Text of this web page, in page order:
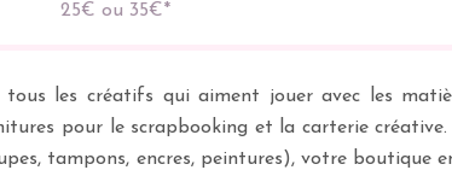
25€ ou 35€*
tous les créatifs qui aiment jouer avec les
pour le scrapbooking et la carterie
tampons, encres, peintures), votre boutique